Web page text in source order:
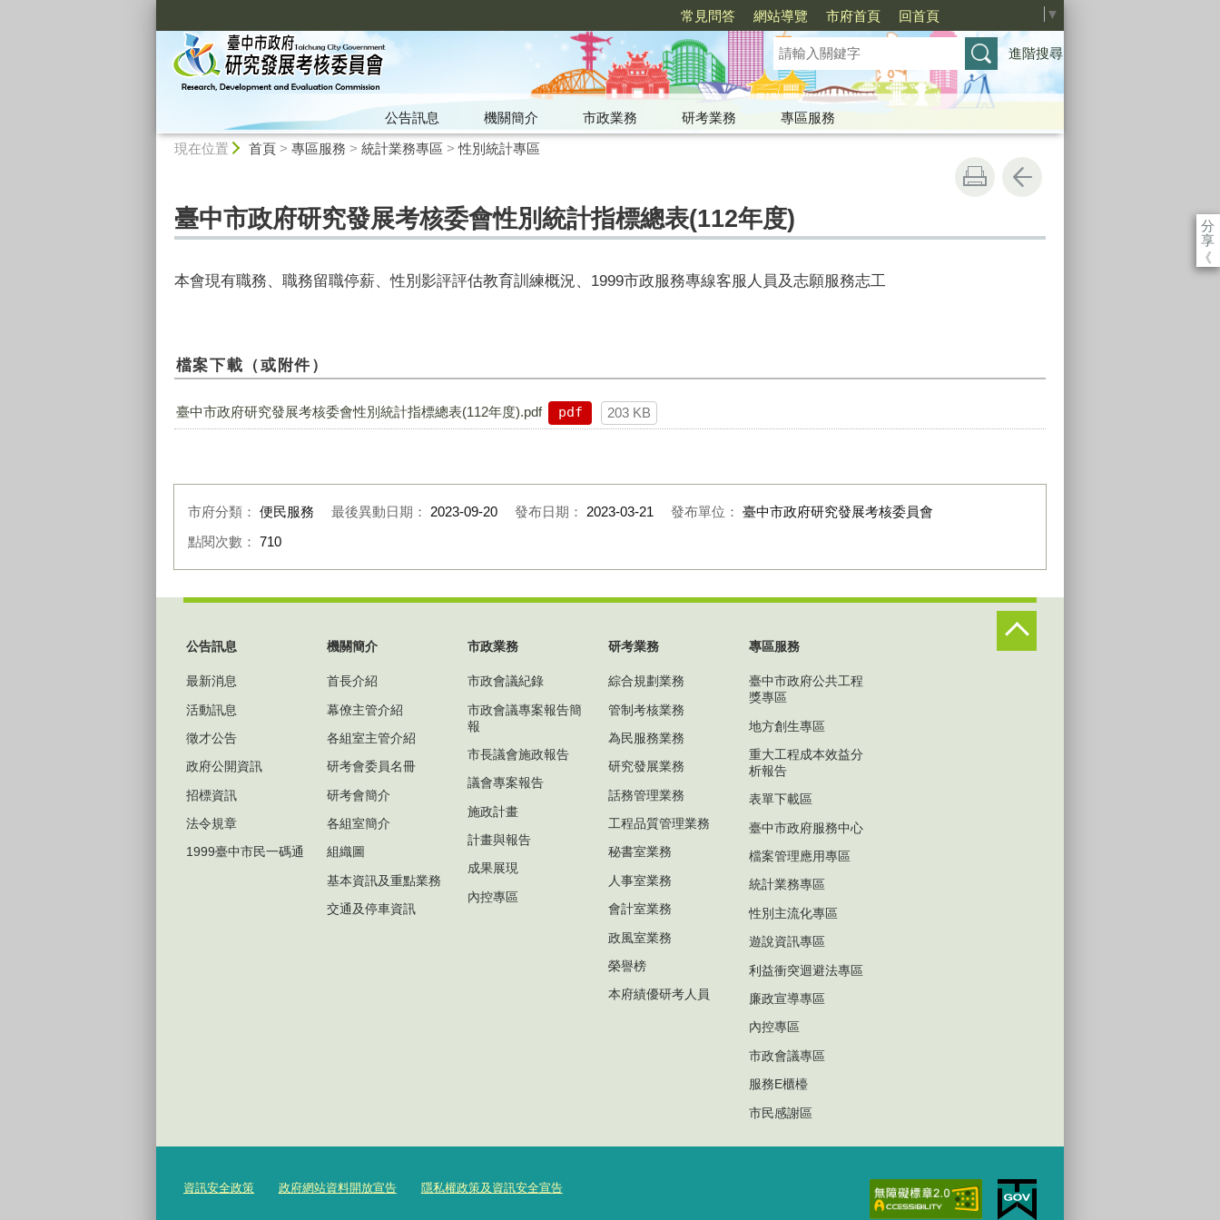
常見問答 網站導覽 市府首頁 回首頁 ▼
進階搜尋
公告訊息 機關簡介 市政業務 研考業務
專區服務
現在位置 首頁> 專區服務 > 統計業務專區 >性別統計專區
分
享
《
臺中市政府研究發展考核委會性別統計指標總表(112年度)
本會現有職務、職務留職停薪、性別影評評估教育訓練概況、1999市政服務專線客服人員及志願服務志工
檔案下載（或附件）
臺中市政府研究發展考核委會性別統計指標總表(112年度).pdf pdf 203 KB
市府分類： 便民服務 最後異動日期： 2023-09-20 發布日期： 2023-03-21 發布單位： 臺中市政府研究發展考核委員會
點閱次數： 710
公告訊息
最新消息
活動訊息
徵才公告
政府公開資訊
招標資訊
法令規章
1999臺中市民一碼通
機關簡介
首長介紹
幕僚主管介紹
各組室主管介紹
研考會委員名冊
研考會簡介
各組室簡介
組織圖
基本資訊及重點業務
交通及停車資訊
市政業務
市政會議紀錄
市政會議專案報告簡
報
市長議會施政報告
議會專案報告
施政計畫
計畫與報告
成果展現
內控專區
研考業務
綜合規劃業務
管制考核業務
為民服務業務
研究發展業務
話務管理業務
工程品質管理業務
秘書室業務
人事室業務
會計室業務
政風室業務
榮譽榜
本府績優研考人員
專區服務
臺中市政府公共工程
獎專區
地方創生專區
重大工程成本效益分
析報告
表單下載區
臺中市政府服務中心
檔案管理應用專區
統計業務專區
性別主流化專區
遊說資訊專區
利益衝突迴避法專區
廉政宣導專區
內控專區
市政會議專區
服務E櫃檯
市民感謝區
資訊安全政策 政府網站資料開放宣告 隱私權政策及資訊安全宣告